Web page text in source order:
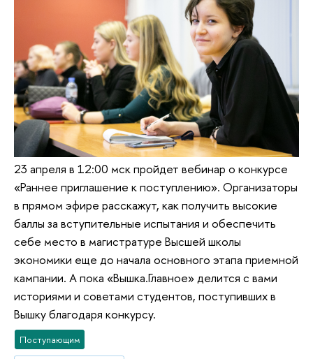
23 апреля в 12:00 мск пройдет вебинар о конкурсе
«Раннее приглашение к поступлению». Организаторы
в прямом эфире расскажут, как получить высокие
баллы за вступительные испытания и обеспечить
себе место в магистратуре Высшей школы
экономики еще до начала основного этапа приемной
кампании. А пока «Вышка.Главное» делится с вами
историями и советами студентов, поступивших в
Вышку благодаря конкурсу.
Поступающим